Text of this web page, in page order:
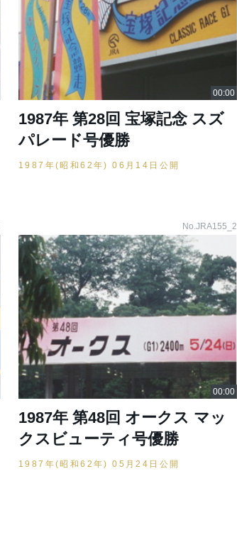
1987年 第28回 宝塚記念 スズ
パレード号優勝
1987年(昭和62年) 06月14日公開
No.JRA155_2
1987年 第48回 オークス マッ
クスビューティ号優勝
1987年(昭和62年) 05月24日公開